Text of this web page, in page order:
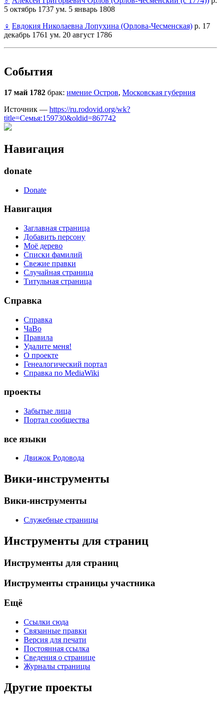
5 октябрь 1737 ум. 5 январь 1808
♀ Евдокия Николаевна Лопухина (Орлова-Чесменская) р. 17
декабрь 1761 ум. 20 август 1786
События
17 май 1782 брак: имение Остров, Московская губерния
Источник — https://ru.rodovid.org/wk?
title=Семья:159730&oldid=867742
Навигация
donate
Donate
Навигация
Заглавная страница
Добавить персону
Моё дерево
Списки фамилий
Свежие правки
Случайная страница
Титульная страница
Справка
Справка
ЧаВо
Правила
Удалите меня!
О проекте
Генеалогический портал
Справка по MediaWiki
проекты
Забытые лица
Портал сообщества
все языки
Движок Родовода
Вики-инструменты
Вики-инструменты
Служебные страницы
Инструменты для страниц
Инструменты для страниц
Инструменты страницы участника
Ещё
Ссылки сюда
Связанные правки
Версия для печати
Постоянная ссылка
Сведения о странице
Журналы страницы
Другие проекты